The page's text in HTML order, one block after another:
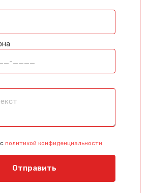
политикой конфиденциальности
Отправить